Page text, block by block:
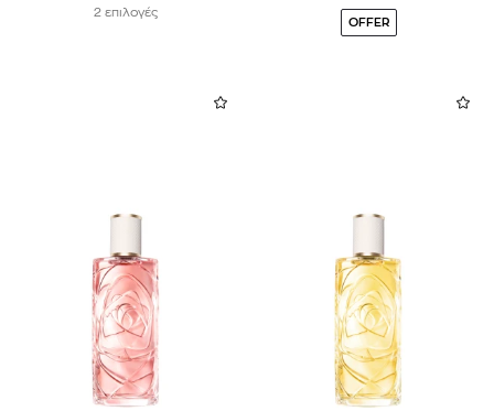
2 επιλογές
OFFER